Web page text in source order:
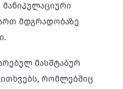
მდგრადობაზე
მასშტაბურ
რომლებშიც